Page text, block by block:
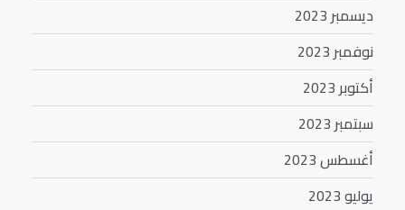
ديسمبر 2023
نوفمبر 2023
أكتوبر 2023
سبتمبر 2023
أغسطس 2023
يوليو 2023